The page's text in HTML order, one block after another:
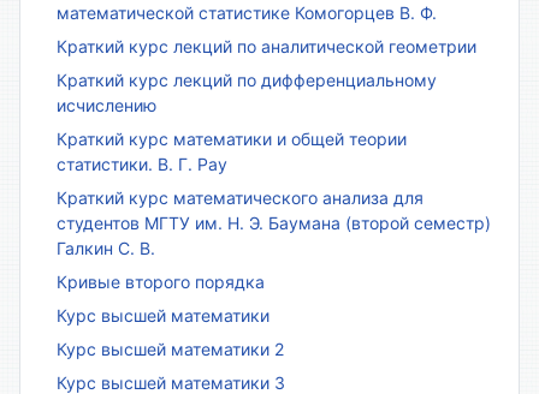
математической статистике Комогорцев В. Ф.
Краткий курс лекций по аналитической геометрии
Краткий курс лекций по дифференциальному
исчислению
Краткий курс математики и общей теории
статистики. В. Г. Рау
Краткий курс математического анализа для
студентов МГТУ им. Н. Э. Баумана (второй семестр)
Галкин С. В.
Кривые второго порядка
Курс высшей математики
Курс высшей математики 2
Курс высшей математики 3